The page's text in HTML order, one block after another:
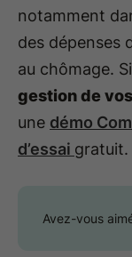
notamment
des dépenses
au chômage.
gestion de
une démo
d’essai gratuit.
Avez-vous